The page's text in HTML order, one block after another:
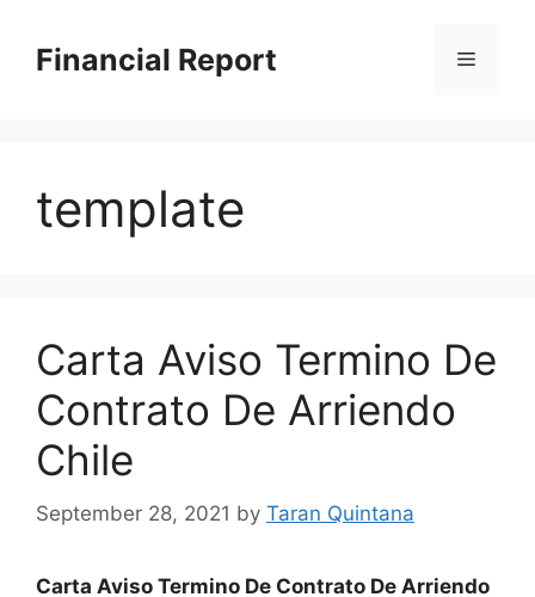
contentFinancial Report Menu
template
Carta Aviso Termino De
Contrato De Arriendo
Chile
September 28, 2021 by Taran Quintana
Carta Aviso Termino De Contrato De Arriendo